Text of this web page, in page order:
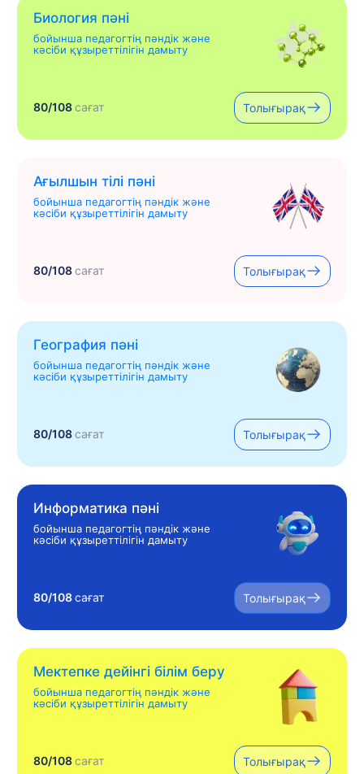
Биология пәні
бойынша педагогтің пәндік және
кәсіби құзыреттілігін дамыту
80/108сағат Толығырақ
Ағылшын тілі пәні
бойынша педагогтің пәндік және
кәсіби құзыреттілігін дамыту
80/108сағат Толығырақ
География пәні
бойынша педагогтің пәндік және
кәсіби құзыреттілігін дамыту
80/108сағат Толығырақ
Информатика пәні
бойынша педагогтің пәндік және
кәсіби құзыреттілігін дамыту
80/108сағат Толығырақ
Мектепке дейінгі білім беру
бойынша педагогтің пәндік және
кәсіби құзыреттілігін дамыту
80/108сағат Толығырақ